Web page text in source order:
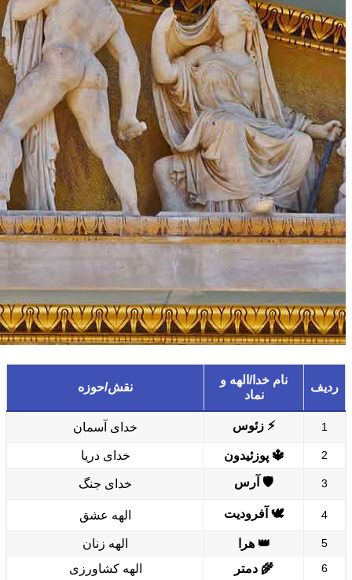
ردیف
نام خدا/الهه و
نماد
نقش/حوزه
1 ⚡ زئوس خدای آسمان
2 🔱 پوزئیدون خدای دریا
3 🛡️ آرس خدای جنگ
4 🕊️ آفرودیت الهه عشق
5 👑 هرا الهه زنان
6 🌾 دمتر الهه کشاورزی